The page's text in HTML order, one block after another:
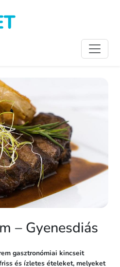
– Gyenesdiás
gasztronómiai kincseit
és ízletes ételeket, melyeket